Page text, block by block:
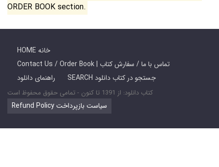
ORDER BOOK section.
HOME خانه
Contact Us / Order Book | تماس با ما / سفارش کتاب
راهنمای دانلود
SEARCH جستجو در کتاب دانلود
کتاب دانلود: از 1391 تا کنون - تمامی حقوق محفوظ است
Refund Policy سیاست بازپرداخت